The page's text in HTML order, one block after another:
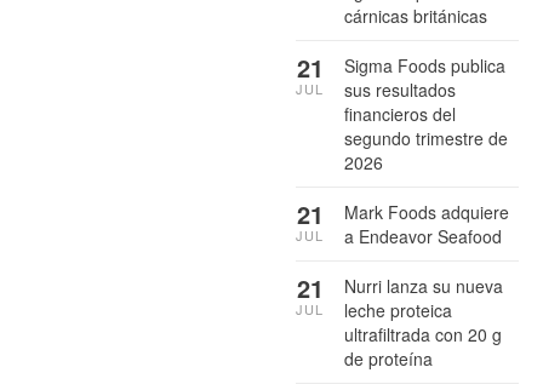
cárnicas británicas
Sigma Foods publica
sus resultados
financieros del
segundo trimestre de
2026
21
JUL
Mark Foods adquiere
a Endeavor Seafood
21
JUL
Nurri lanza su nueva
leche proteica
ultrafiltrada con 20 g
de proteína
21
JUL